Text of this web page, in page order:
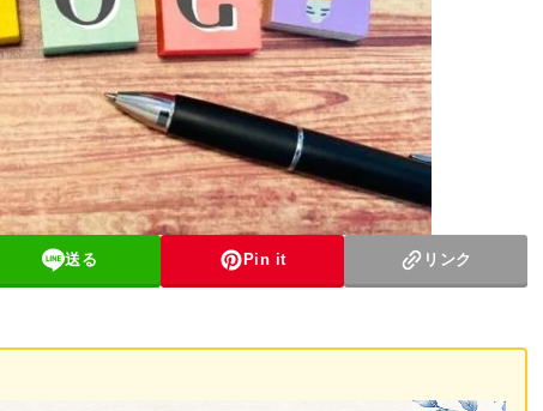
送る Pin it リンク